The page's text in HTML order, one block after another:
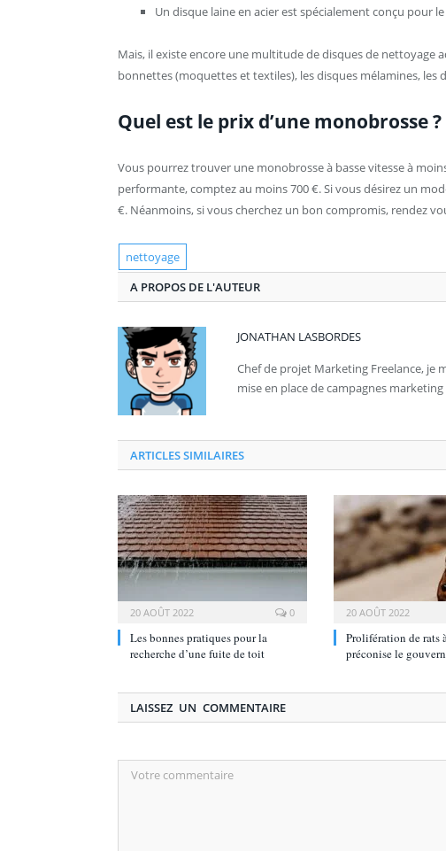
Un disque laine en acier est spécialement conçu pour
Mais, il existe encore une multitude de disques de nettoyage
bonnettes (moquettes et textiles), les disques mélamines, les
Quel est le prix d’une monobrosse ?
Vous pourrez trouver une monobrosse à basse vitesse à
performante, comptez au moins 700 €. Si vous désirez un
€. Néanmoins, si vous cherchez un bon compromis, rendez
nettoyage
A PROPOS DE L'AUTEUR
JONATHAN LASBORDES
Chef de projet Marketing Freelance,
mise en place de campagnes
ARTICLES SIMILAIRES
20 AOÛT 2022 0
Les bonnes pratiques pour la
recherche d’une fuite de toit
20 AOÛT 2022
Prolifération de rats
préconise le
LAISSEZ UN COMMENTAIRE